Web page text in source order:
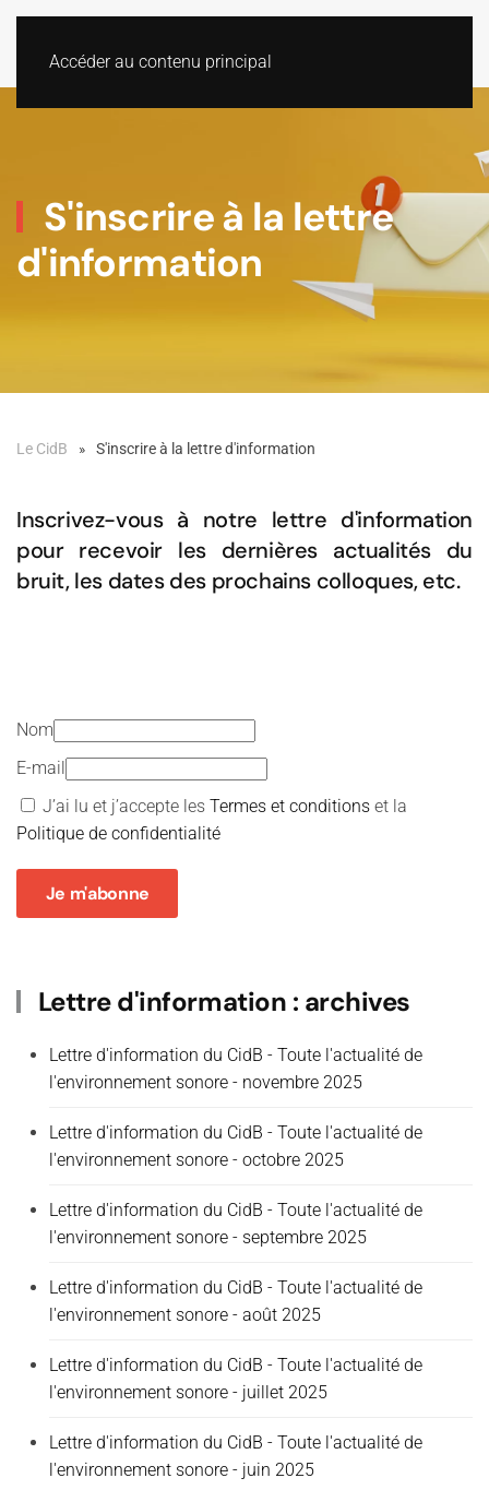
Accéder au contenu principal
S'inscrire à la lettre
d'information
Le CidB S'inscrire à la lettre d'information
Inscrivez-vous à notre lettre d'information
pour recevoir les dernières actualités du
bruit, les dates des prochains colloques, etc.
Nom
E-mail
J’ai lu et j’accepte les Termes et conditions et la
Politique de confidentialité
Je m'abonne
Lettre d'information : archives
Lettre d'information du CidB - Toute l'actualité de
l'environnement sonore - novembre 2025
Lettre d'information du CidB - Toute l'actualité de
l'environnement sonore - octobre 2025
Lettre d'information du CidB - Toute l'actualité de
l'environnement sonore - septembre 2025
Lettre d'information du CidB - Toute l'actualité de
l'environnement sonore - août 2025
Lettre d'information du CidB - Toute l'actualité de
l'environnement sonore - juillet 2025
Lettre d'information du CidB - Toute l'actualité de
l'environnement sonore - juin 2025